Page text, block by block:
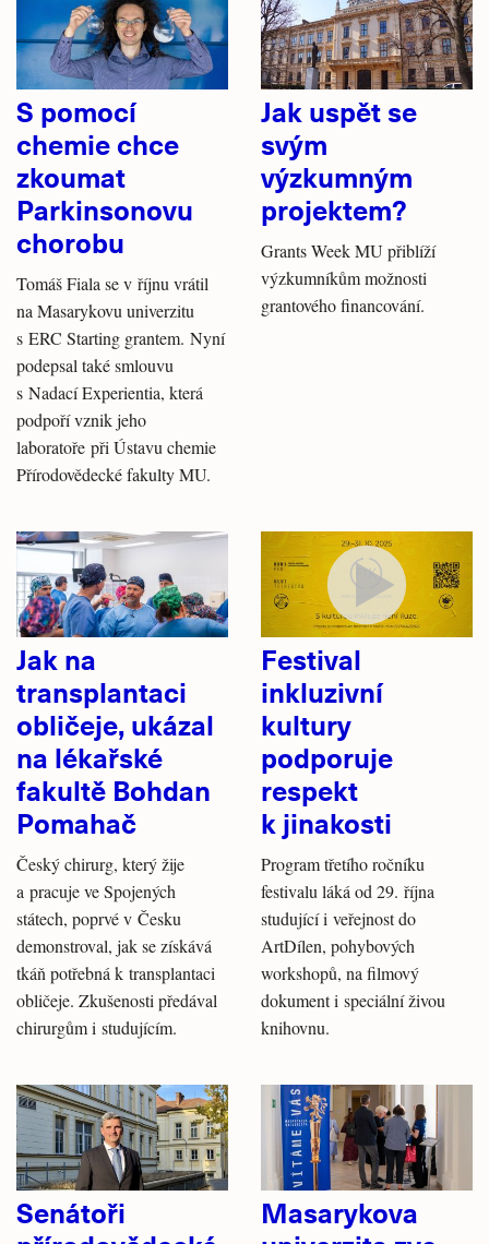
S pomocí
chemie chce
zkoumat
Parkinsonovu
chorobu
Tomáš Fiala se v říjnu vrátil
na Masarykovu univerzitu
s ERC Starting grantem. Nyní
podepsal také smlouvu
s Nadací Experientia, která
podpoří vznik jeho
laboratoře při Ústavu chemie
Přírodovědecké fakulty MU.
Jak uspět se
svým
výzkumným
projektem?
Grants Week MU přiblíží
výzkumníkům možnosti
grantového financování.
Jak na
transplantaci
obličeje, ukázal
na lékařské
fakultě Bohdan
Pomahač
Český chirurg, který žije
a pracuje ve Spojených
státech, poprvé v Česku
demonstroval, jak se získává
tkáň potřebná k transplantaci
obličeje. Zkušenosti předával
chirurgům i studujícím.
Festival
inkluzivní
kultury
podporuje
respekt
k jinakosti
Program třetího ročníku
festivalu láká od 29. října
studující i veřejnost do
ArtDílen, pohybových
workshopů, na filmový
dokument i speciální živou
knihovnu.
Senátoři
Masarykova